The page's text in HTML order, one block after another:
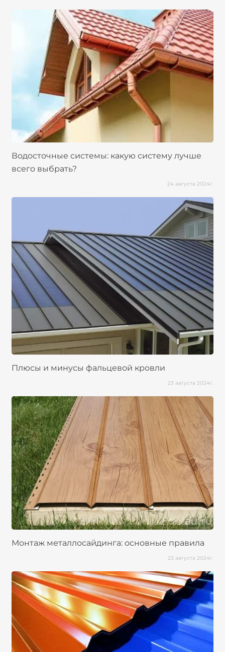
Водосточные системы: какую систему лучше
всего выбрать?
24 августа 2024г.
Плюсы и минусы фальцевой кровли
23 августа 2024г.
Монтаж металлосайдинга: основные правила
23 августа 2024г.